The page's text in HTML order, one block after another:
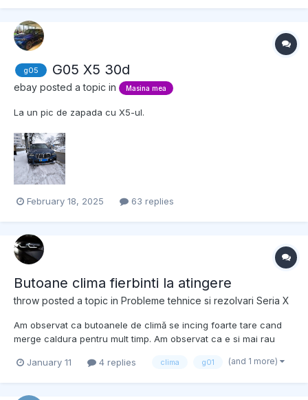
g05 G05 X5 30d
ebay posted a topic in Masina mea
La un pic de zapada cu X5-ul.
February 18, 2025 63 replies
Butoane clima fierbinti la atingere
throw posted a topic in Probleme tehnice si rezolvari Seria X
Am observat ca butoanele de climă se incing foarte tare cand
merge caldura pentru mult timp. Am observat ca e si mai rau
Aparent e ceva comun la G uri dar cat de comun e totusi? Nu
January 11 4 replies clima g01 (and 1 more)